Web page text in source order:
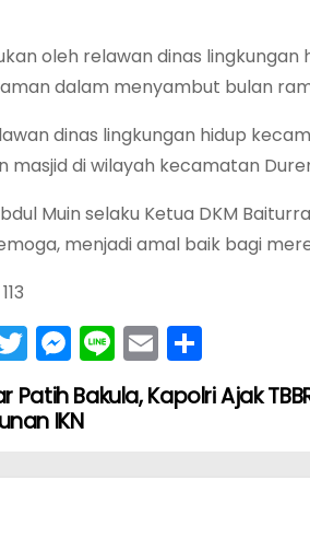
oleh relawan dinas
dalam menyambut bulan
dinas lingkungan hidup
masjid di wilayah kecamatan
Muin selaku Ketua DKM
menjadi amal baik bagi
113
T
w
itt
M
e
s
e
Li
n
e
E
m
ai
h
ar
Patih Bakula, Kapolri Ajak
IKN